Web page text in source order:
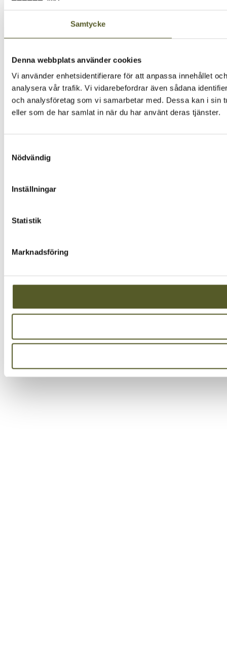
Samtycke
Denna webbplats använder cookies
Vi använder enhetsidentifierare för att anpassa innehållet
analysera vår trafik. Vi vidarebefordrar även sådana
och analysföretag som vi samarbetar med. Dessa kan i sin
eller som de har samlat in när du har använt deras tjänster.
Nödvändig
Inställningar
Statistik
Marknadsföring